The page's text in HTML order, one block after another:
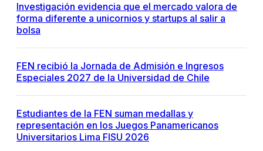
Investigación evidencia que el mercado valora de
forma diferente a unicornios y startups al salir a
bolsa
FEN recibió la Jornada de Admisión e Ingresos
Especiales 2027 de la Universidad de Chile
Estudiantes de la FEN suman medallas y
representación en los Juegos Panamericanos
Universitarios Lima FISU 2026